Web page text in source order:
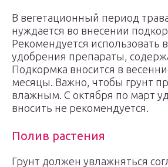
В вегетационный период
нуждается во внесении
Рекомендуется использовать
удобрения препараты,
Подкормка вносится в
месяцы. Важно, чтобы грунт
влажным. С октября по март
вносить не рекомендуется.
Полив растения
Грунт должен увлажняться